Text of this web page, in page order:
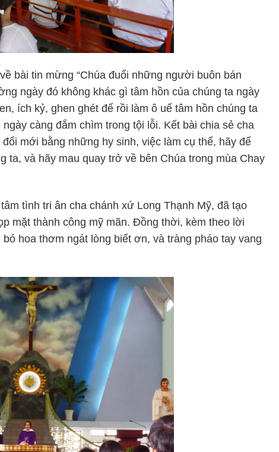
bài tin mừng “Chúa đuổi những người buôn bán
ngày đó không khác gì tâm hồn của chúng ta ngày
ích kỷ, ghen ghét để rồi làm ô uế tâm hồn chúng ta
càng đắm chìm trong tội lỗi. Kết bài chia sẻ cha
mới bằng những hy sinh, việc làm cụ thể, hãy để
ta, và hãy mau quay trở về bên Chúa trong mùa Chay
tình tri ân cha chánh xứ Long Thạnh Mỹ, đã tạo
mặt thành công mỹ mãn. Đồng thời, kèm theo lời
hoa thơm ngát lòng biết ơn, và tràng pháo tay vang